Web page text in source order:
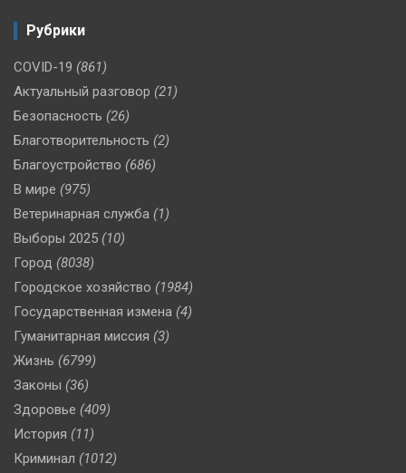
Рубрики
COVID-19 (861)
Актуальный разговор (21)
Безопасность (26)
Благотворительность (2)
Благоустройство (686)
В мире (975)
Ветеринарная служба (1)
Выборы 2025 (10)
Город (8038)
Городское хозяйство (1984)
Государственная измена (4)
Гуманитарная миссия (3)
Жизнь (6799)
Законы (36)
Здоровье (409)
История (11)
Криминал (1012)